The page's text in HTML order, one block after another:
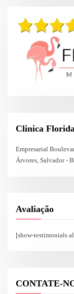
Clinica
Empresarial
Árvores, Salvador -
Avaliação
[show-testimonials
CONTATE-